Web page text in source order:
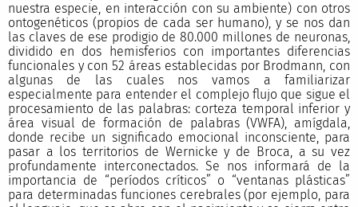
nuestra especie, en interacción con su ambiente) con otros
ontogenéticos (propios de cada ser humano), y se nos dan
las claves de ese prodigio de 80.000 millones de neuronas,
dividido en dos hemisferios con importantes diferencias
funcionales y con 52 áreas establecidas por Brodmann, con
algunas de las cuales nos vamos a familiarizar
especialmente para entender el complejo flujo que sigue el
procesamiento de las palabras: corteza temporal inferior y
área visual de formación de palabras (VWFA), amígdala,
donde recibe un significado emocional inconsciente, para
pasar a los territorios de Wernicke y de Broca, a su vez
profundamente interconectados. Se nos informará de la
importancia de “períodos críticos” o “ventanas plásticas”
para determinadas funciones cerebrales (por ejemplo, para